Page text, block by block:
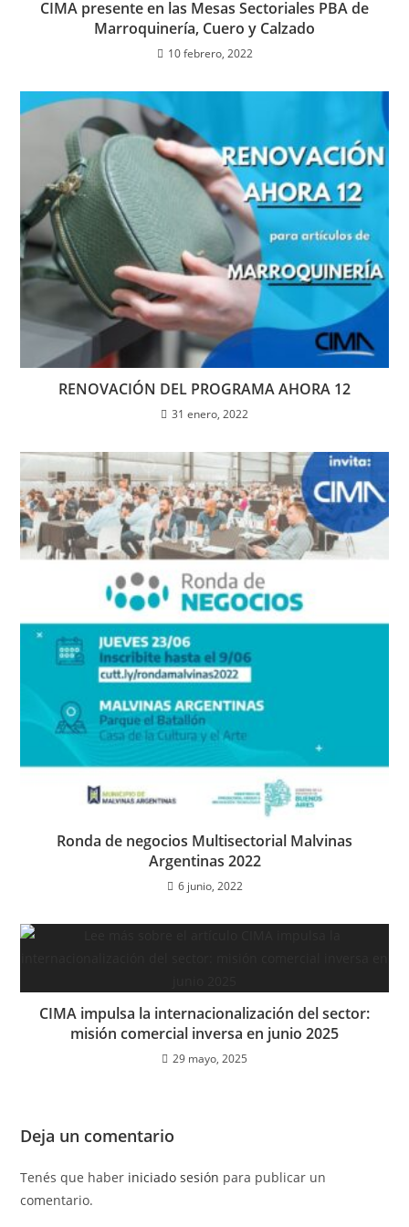
CIMA presente en las Mesas Sectoriales PBA de
Marroquinería, Cuero y Calzado
10 febrero, 2022
RENOVACIÓN DEL PROGRAMA AHORA 12
31 enero, 2022
Ronda de negocios Multisectorial Malvinas
Argentinas 2022
6 junio, 2022
CIMA impulsa la internacionalización del sector:
misión comercial inversa en junio 2025
29 mayo, 2025
Deja un comentario
Tenés que haber iniciado sesión para publicar un
comentario.